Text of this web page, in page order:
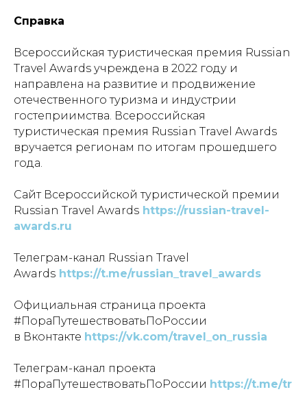
Справка
Всероссийская туристическая премия Russian
Travel Awards учреждена в 2022 году и
направлена на развитие и продвижение
отечественного туризма и индустрии
гостеприимства. Всероссийская
туристическая премия Russian Travel Awards
вручается регионам по итогам прошедшего
года.
Сайт Всероссийской туристической премии
Russian Travel Awards https://russian-travel-
awards.ru
Телеграм-канал Russian Travel
Awards https://t.me/russian_travel_awards
Официальная страница проекта
#ПораПутешествоватьПоРоссии
в Вконтакте https://vk.com/travel_on_russia
Телеграм-канал проекта
#ПораПутешествоватьПоРоссии https://t.me/tr